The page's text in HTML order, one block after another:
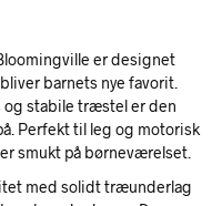
er designet
barnets nye favorit.
og stabile træstel er den
Perfekt til leg og motorisk
smukt på børneværelset.
med solidt træunderlag